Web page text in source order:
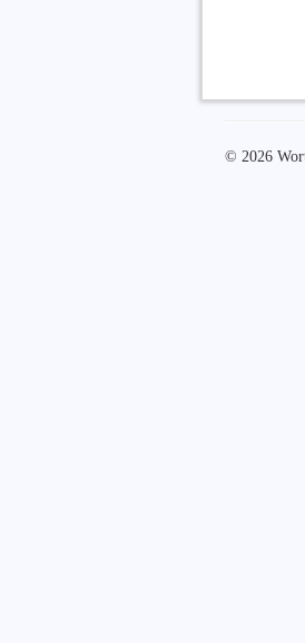
© 2026